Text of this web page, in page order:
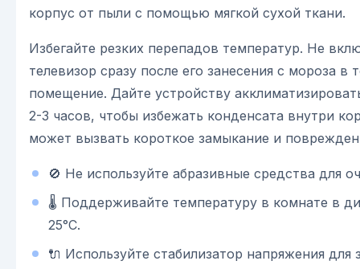
корпус от пыли с помощью мягкой сухой ткани.
Избегайте резких перепадов температур. Не
телевизор сразу после его занесения с мороза в
помещение. Дайте устройству
2-3 часов, чтобы избежать конденсата внутри
может вызвать короткое замыкание и
🚫 Не используйте абразивные средства для
🌡 Поддерживайте температуру в комнате в
25°C.
🔌 Используйте стабилизатор напряжения для